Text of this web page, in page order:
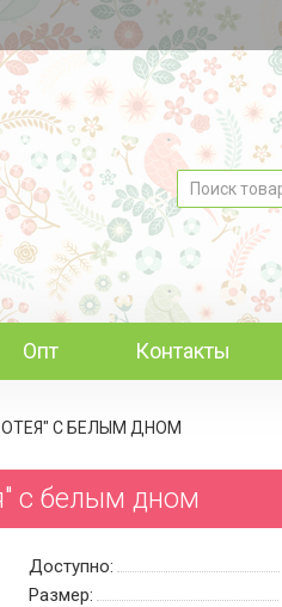
Опт Контакты
С БЕЛЫМ ДНОМ
с белым дном
Доступно:
Размер: